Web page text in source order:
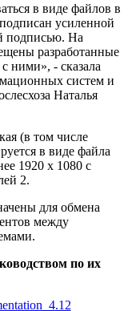
в виде файлов в
усиленной
подписью. На
разработанные
ними», - сказала
систем и
Наталья
(в том числе
в виде файла
1920 x 1080 с
2.
для обмена
между
по их